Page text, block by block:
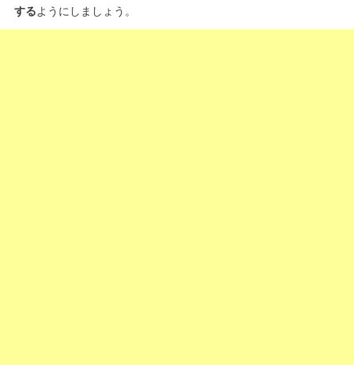
するようにしましょう。